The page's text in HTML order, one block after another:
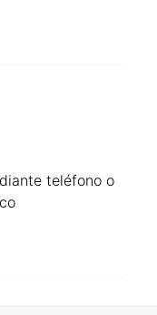
teléfono o